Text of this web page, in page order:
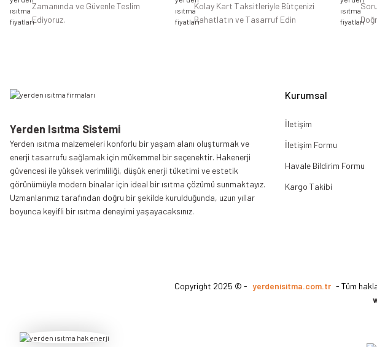
Zamanında ve Güvenle Teslim
Ediyoruz.
Kolay Kart Taksitleriyle Bütçenizi
Rahatlatın ve Tasarruf Edin
Yerden Isıtma Sistemi
Yerden ısıtma malzemeleri konforlu bir yaşam alanı oluşturmak ve
enerji tasarrufu sağlamak için mükemmel bir seçenektir. Hakenerji
güvencesi ile yüksek verimliliği, düşük enerji tüketimi ve estetik
görünümüyle modern binalar için ideal bir ısıtma çözümü sunmaktayız.
Uzmanlarımız tarafından doğru bir şekilde kurulduğunda, uzun yıllar
boyunca keyifli bir ısıtma deneyimi yaşayacaksınız.
Kurumsal
İletişim
İletişim Formu
Havale Bildirim Formu
Kargo Takibi
Copyright 2025 © - yerdenisitma.com.tr - Tüm